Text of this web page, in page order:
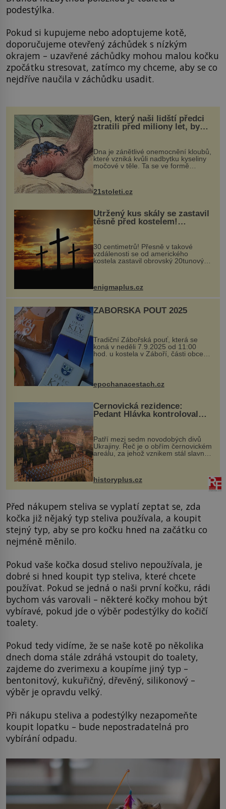
podestýlka.
Pokud si kupujeme nebo adoptujeme kotě,
doporučujeme otevřený záchůdek s nízkým
okrajem – uzavřené záchůdky mohou malou kočku
zpočátku stresovat, zatímco my chceme, aby se co
nejdříve naučila v záchůdku usadit.
Gen, který naši lidští předci
ztratili před miliony let, by
mohl pomoci s léčbou
„nemoci králů“
Dna je zánětlivé onemocnění kloubů,
které vzniká kvůli nadbytku kyseliny
močové v těle. Ta se ve formě
nohou, a způsobuje bole...
21stoleti.cz
Utržený kus skály se zastavil
těsně před kostelem!
Ochránila ho boží síla?
30 centimetrů! Přesně v takové
vzdálenosti se od amerického
kostela zastavil obrovský 20tunový
...
enigmaplus.cz
ZÁBOŘSKÁ POUŤ 2025
Tradiční Zábořská pouť, která se
koná v neděli 7.9.2025 od 11:00
hod. u kostela v Záboří, části obce
Kly u Mělníka. V programu naleznete
komentovanou prohlídku kostela,
epochanacestach.cz
Černovická rezidence:
Pedant Hlávka kontroloval
Patří mezi sedm novodobých divů
Ukrajiny. Řeč je o obřím černovickém
areálu, za jehož vznikem stál slavný
český architekt Josef Hlávka. Ten si
na něm dal mimořádně záležet. Jeho
historyplus.cz
Před nákupem steliva se vyplatí zeptat se, zda
kočka již nějaký typ steliva používala, a koupit
stejný typ, aby se pro kočku hned na začátku co
nejméně měnilo.
Pokud vaše kočka dosud stelivo nepoužívala, je
dobré si hned koupit typ steliva, které chcete
používat. Pokud se jedná o naši první kočku, rádi
bychom vás varovali – některé kočky mohou být
vybíravé, pokud jde o výběr podestýlky do kočičí
toalety.
Pokud tedy vidíme, že se naše kotě po několika
dnech doma stále zdráhá vstoupit do toalety,
zajdeme do zverimexu a koupíme jiný typ –
bentonitový, kukuřičný, dřevěný, silikonový –
výběr je opravdu velký.
Při nákupu steliva a podestýlky nezapomeňte
koupit lopatku – bude nepostradatelná pro
vybírání odpadu.